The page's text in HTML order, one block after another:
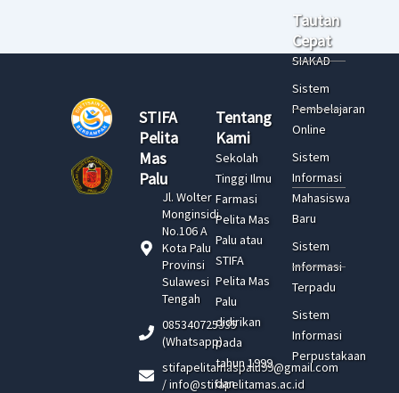
STIFA
Pelita
Mas
Palu
Jl. Wolter
Monginsidi
No.106 A
Kota Palu
Provinsi
Sulawesi
Tengah
085340725335
(Whatsapp)
stifapelitamaspalu99@gmail.com
/ info@stifapelitamas.ac.id
Tentang
Kami
Sekolah
Tinggi Ilmu
Farmasi
Pelita Mas
Palu atau
STIFA
Pelita Mas
Palu
didirikan
pada
tahun 1999
dan
Tautan
Cepat
SIAKAD
Sistem
Pembelajaran
Online
Sistem
Informasi
Mahasiswa
Baru
Sistem
Informasi
Terpadu
Sistem
Informasi
Perpustakaan